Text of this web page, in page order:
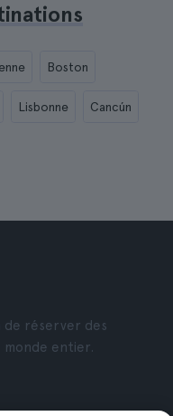
Boston
Lisbonne Cancún
de réserver des
monde entier.